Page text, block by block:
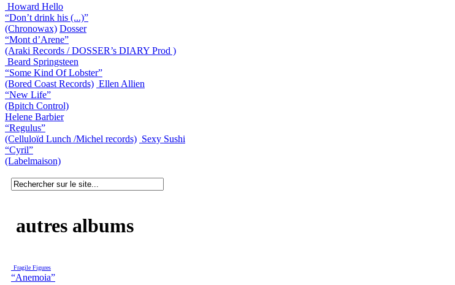
Howard Hello
“Don’t drink his (...)”
(Chronowax) Dosser
“Mont d’Arene”
(Araki Records / DOSSER’s DIARY Prod )
Beard Springsteen
“Some Kind Of Lobster”
(Bored Coast Records) Ellen Allien
“New Life”
(Bpitch Control)
Helene Barbier
“Regulus”
(Celluloïd Lunch /Michel records) Sexy Sushi
“Cyril”
(Labelmaison)
autres albums
Fragile Figures
“Anemoia”